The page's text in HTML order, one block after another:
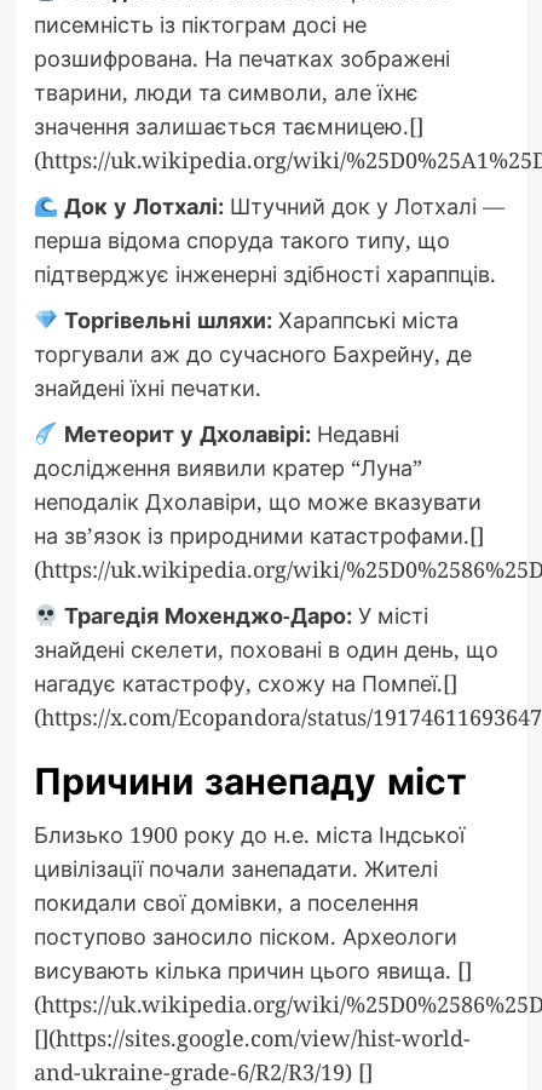
писемність із піктограм досі не
розшифрована. На печатках зображені
тварини, люди та символи, але їхнє
значення залишається таємницею.[]
(https://uk.wikipedia.org/wiki/
Док у Лотхалі: Штучний док у Лотхалі —
перша відома споруда такого типу, що
підтверджує інженерні здібності хараппців.
Торгівельні шляхи: Хараппські міста
торгували аж до сучасного Бахрейну, де
знайдені їхні печатки.
Метеорит у Дхолавірі: Недавні
дослідження виявили кратер “Луна”
неподалік Дхолавіри, що може вказувати
на зв’язок із природними катастрофами.[]
(https://uk.wikipedia.org/wiki/
Трагедія Мохенджо-Даро: У місті
знайдені скелети, поховані в один день, що
нагадує катастрофу, схожу на Помпеї.[]
(https://x.com/Ecopandora/status/
Причини занепаду міст
Близько 1900 року до н.е. міста Індської
цивілізації почали занепадати. Жителі
покидали свої домівки, а поселення
поступово заносило піском. Археологи
висувають кілька причин цього явища. []
(https://uk.wikipedia.org/wiki/
[](https://sites.google.com/view/hist-world-
and-ukraine-grade-6/R2/R3/19) []